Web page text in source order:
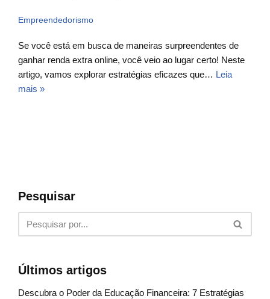
Empreendedorismo
Se você está em busca de maneiras surpreendentes de
ganhar renda extra online, você veio ao lugar certo! Neste
artigo, vamos explorar estratégias eficazes que… Leia
mais »
Pesquisar
Últimos artigos
Descubra o Poder da Educação Financeira: 7 Estratégias